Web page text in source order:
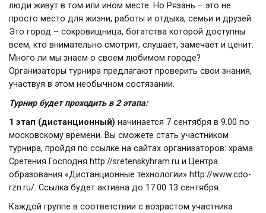
люди живут в том или ином месте. Но Рязань – это не
просто место для жизни, работы и отдыха, семьи и друзей.
Это город – сокровищница, богатства которой доступны
всем, кто внимательно смотрит, слушает, замечает и ценит.
Много ли мы знаем о своем любимом городе?
Организаторы турнира предлагают проверить свои знания,
участвуя в этом необычном состязании.
Турнир будет проходить в 2 этапа:
1 этап (дистанционный) начинается 7 сентября в 9.00 по
московскому времени. Вы сможете стать участником
турнира, пройдя по ссылке на сайтах организаторов: храма
Сретения Господня http://sretenskyhram.ru и Центра
образования «Дистанционные технологии» http://www.cdo-
rzn.ru/. Ссылка будет активна до 17.00 13 сентября.
Каждой группе в соответствии с возрастом участника